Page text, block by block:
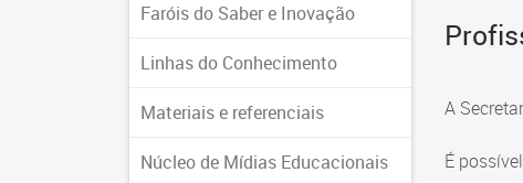
Faróis do Saber e Inovação
Linhas do Conhecimento
Materiais e referenciais
Núcleo de Mídias Educacionais
A
É